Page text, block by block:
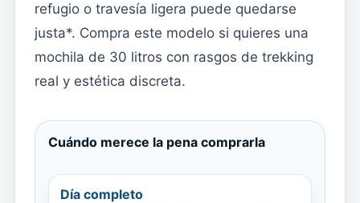
refugio o travesía ligera puede quedarse
justa*. Compra este modelo si quieres una
mochila de 30 litros con rasgos de trekking
real y estética discreta.
Cuándo merece la pena comprarla
Día completo